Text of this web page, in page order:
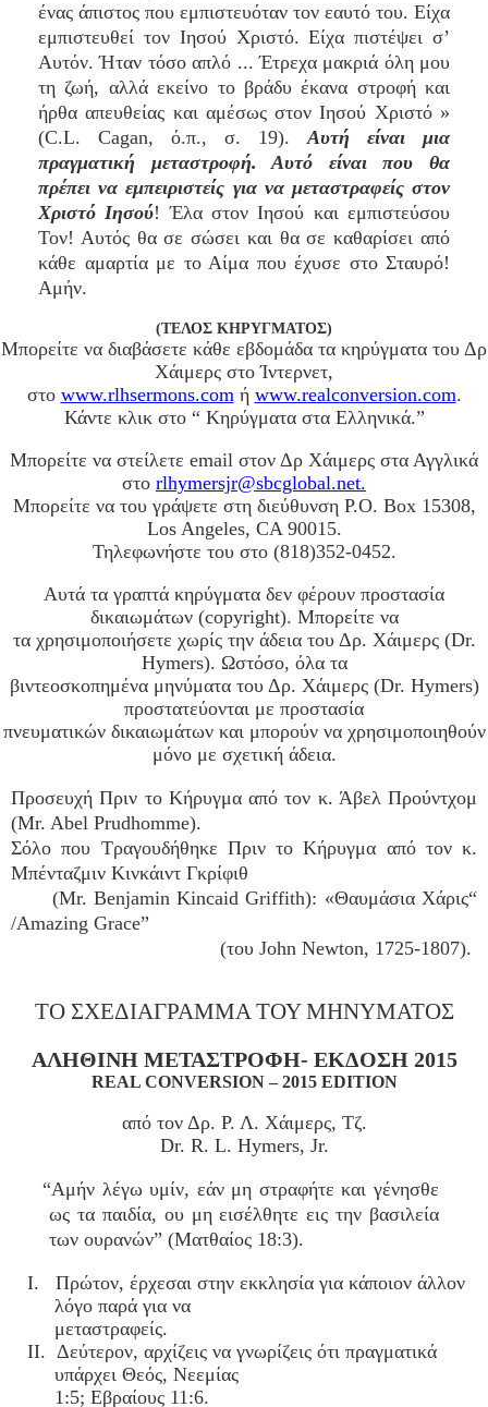
ένας άπιστος που εμπιστευόταν τον εαυτό του. Είχα
εμπιστευθεί τον Ιησού Χριστό. Είχα πιστέψει σ’
Αυτόν. Ήταν τόσο απλό ... Έτρεχα μακριά όλη μου
τη ζωή, αλλά εκείνο το βράδυ έκανα στροφή και
ήρθα απευθείας και αμέσως στον Ιησού Χριστό »
(C.L. Cagan, ό.π., σ. 19).Αυτή είναι μια
πραγματική μεταστροφή. Αυτό είναι που θα
πρέπει να εμπειριστείς για να μεταστραφείς στον
Χριστό Ιησού! Έλα στον Ιησού και εμπιστεύσου
Τον! Αυτός θα σε σώσει και θα σε καθαρίσει από
κάθε αμαρτία με το Αίμα που έχυσε στο Σταυρό!
Αμήν.
(ΤΕΛΟΣ ΚΗΡΥΓΜΑΤΟΣ)
Μπορείτε να διαβάσετε κάθε εβδομάδα τα κηρύγματα του Δρ
Χάιμερς στο Ίντερνετ,
στο www.rlhsermons.comή www.realconversion.com.
Κάντε κλικ στο “ Κηρύγματα στα Ελληνικά.”
Μπορείτε να στείλετε email στον Δρ Χάιμερς στα Αγγλικά
στο rlhymersjr@sbcglobal.net.
Μπορείτε να του γράψετε στη διεύθυνση P.O. Box 15308,
Los Angeles, CA 90015.
Τηλεφωνήστε του στο (818)352-0452.
Αυτά τα γραπτά κηρύγματα δεν φέρουν προστασία
δικαιωμάτων (copyright). Μπορείτε να
τα χρησιμοποιήσετε χωρίς την άδεια του Δρ. Χάιμερς (Dr.
Hymers). Ωστόσο, όλα τα
βιντεοσκοπημένα μηνύματα του Δρ. Χάιμερς (Dr. Hymers)
προστατεύονται με προστασία
πνευματικών δικαιωμάτων και μπορούν να χρησιμοποιηθούν
μόνο με σχετική άδεια.
Προσευχή Πριν το Κήρυγμα από τον κ. Άβελ Προύντχομ
(Mr. Abel Prudhomme).
Σόλο που Τραγουδήθηκε Πριν το Κήρυγμα από τον κ.
Μπένταζμιν Κινκάιντ Γκρίφιθ
(Mr. Benjamin Kincaid Griffith): «Θαυμάσια Χάρις“
/Amazing Grace”
(του John Newton, 1725-1807).
ΤΟ ΣΧΕΔΙΑΓΡΑΜΜΑ ΤΟΥ ΜΗΝΥΜΑΤΟΣ
ΑΛΗΘΙΝΗ ΜΕΤΑΣΤΡΟΦΗ- ΕΚΔΟΣΗ 2015
REAL CONVERSION – 2015 EDITION
από τον Δρ. Ρ. Λ. Χάιμερς, Τζ.
Dr. R. L. Hymers, Jr.
“Αμήν λέγω υμίν, εάν μη στραφήτε και γένησθε
ως τα παιδία, ου μη εισέλθητε εις την βασιλεία
των ουρανών” (Ματθαίος 18:3).
I. Πρώτον, έρχεσαι στην εκκλησία για κάποιον άλλον
λόγο παρά για να
μεταστραφείς.
II. Δεύτερον, αρχίζεις να γνωρίζεις ότι πραγματικά
υπάρχει Θεός, Νεεμίας
1:5; Εβραίους 11:6.